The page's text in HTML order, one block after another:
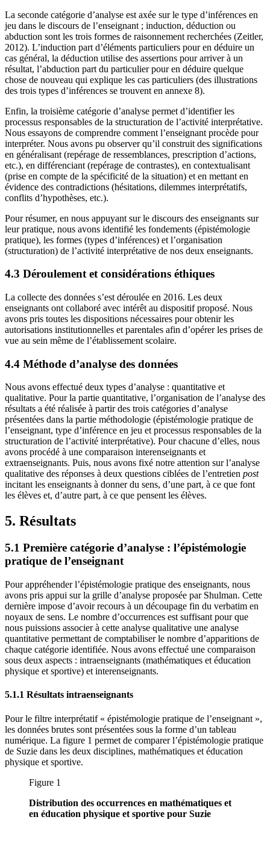
La seconde catégorie d’analyse est axée sur le type d’inférences en
jeu dans le discours de l’enseignant ; induction, déduction ou
abduction sont les trois formes de raisonnement recherchées (Zeitler,
2012). L’induction part d’éléments particuliers pour en déduire un
cas général, la déduction utilise des assertions pour arriver à un
résultat, l’abduction part du particulier pour en déduire quelque
chose de nouveau qui explique les cas particuliers (des illustrations
des trois types d’inférences se trouvent en annexe 8).
Enfin, la troisième catégorie d’analyse permet d’identifier les
processus responsables de la structuration de l’activité interprétative.
Nous essayons de comprendre comment l’enseignant procède pour
interpréter. Nous avons pu observer qu’il construit des significations
en généralisant (repérage de ressemblances, prescription d’actions,
etc.), en différenciant (repérage de contrastes), en contextualisant
(prise en compte de la spécificité de la situation) et en mettant en
évidence des contradictions (hésitations, dilemmes interprétatifs,
conflits d’hypothèses, etc.).
Pour résumer, en nous appuyant sur le discours des enseignants sur
leur pratique, nous avons identifié les fondements (épistémologie
pratique), les formes (types d’inférences) et l’organisation
(structuration) de l’activité interprétative de nos deux enseignants.
4.3 Déroulement et considérations éthiques
La collecte des données s’est déroulée en 2016. Les deux
enseignants ont collaboré avec intérêt au dispositif proposé. Nous
avons pris toutes les dispositions nécessaires pour obtenir les
autorisations institutionnelles et parentales afin d’opérer les prises de
vue au sein même de l’établissement scolaire.
4.4 Méthode d’analyse des données
Nous avons effectué deux types d’analyse : quantitative et
qualitative. Pour la partie quantitative, l’organisation de l’analyse des
résultats a été réalisée à partir des trois catégories d’analyse
présentées dans la partie méthodologie (épistémologie pratique de
l’enseignant, type d’inférence en jeu et processus responsables de la
structuration de l’activité interprétative). Pour chacune d’elles, nous
avons procédé à une comparaison interenseignants et
extraenseignants. Puis, nous avons fixé notre attention sur l’analyse
qualitative des réponses à deux questions ciblées de l’entretien post
incitant les enseignants à donner du sens, d’une part, à ce que font
les élèves et, d’autre part, à ce que pensent les élèves.
5. Résultats
5.1 Première catégorie d’analyse : l’épistémologie
pratique de l’enseignant
Pour appréhender l’épistémologie pratique des enseignants, nous
avons pris appui sur la grille d’analyse proposée par Shulman. Cette
dernière impose d’avoir recours à un découpage fin du verbatim en
noyaux de sens. Le nombre d’occurrences est suffisant pour que
nous puissions associer à cette analyse qualitative une analyse
quantitative permettant de comptabiliser le nombre d’apparitions de
chaque catégorie identifiée. Nous avons effectué une comparaison
sous deux aspects : intraenseignants (mathématiques et éducation
physique et sportive) et interenseignants.
5.1.1 Résultats intraenseignants
Pour le filtre interprétatif « épistémologie pratique de l’enseignant »,
les données brutes sont présentées sous la forme d’un tableau
numérique. La figure 1 permet de comparer l’épistémologie pratique
de Suzie dans les deux disciplines, mathématiques et éducation
physique et sportive.
Figure 1
Distribution des occurrences en mathématiques et
en éducation physique et sportive pour Suzie